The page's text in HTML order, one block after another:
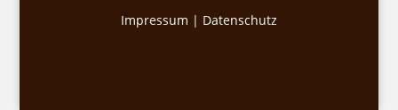
Impressum | Datenschutz